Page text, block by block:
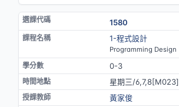
1580
1-程式設計
Programming Design
0-3
星期三/6,7,8[M023]
黃家俊